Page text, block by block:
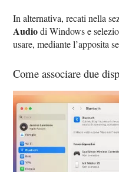
In alternativa, recati nella
Audiodi Windows e
usare, mediante l’apposita
Come associare due